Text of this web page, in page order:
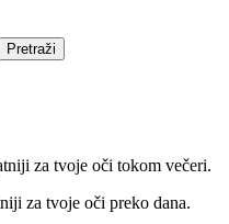
Pretraži
za tvoje oči tokom večeri.
za tvoje oči preko dana.